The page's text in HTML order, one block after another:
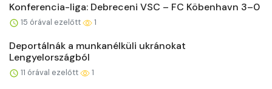
Konferencia-liga: Debreceni VSC – FC Köbenhavn 3–0
15 órával ezelőtt 1
Deportálnák a munkanélküli ukránokat
Lengyelországból
11 órával ezelőtt 1